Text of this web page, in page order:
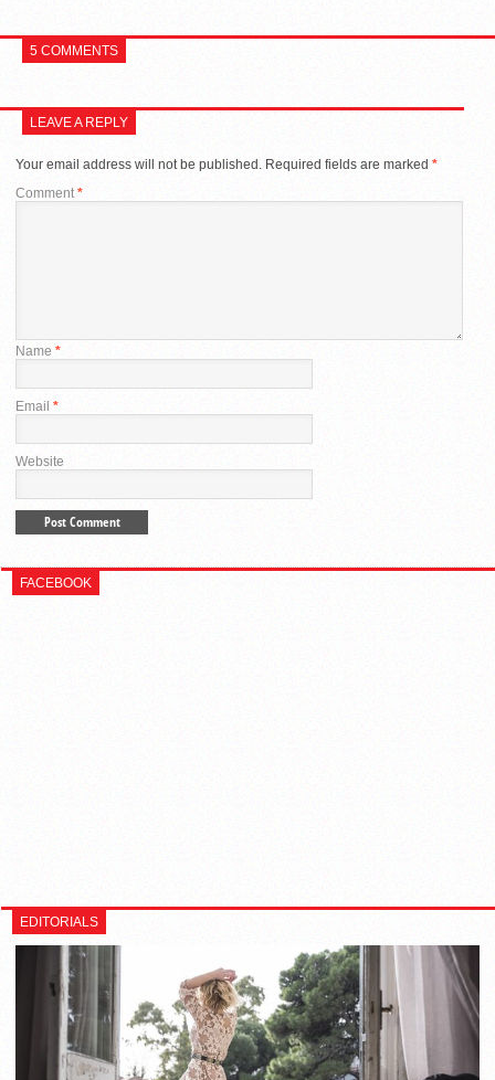
5 COMMENTS
LEAVE A REPLY
Your email address will not be published. Required fields are marked *
Comment*
Name *
Email *
Website
FACEBOOK
EDITORIALS